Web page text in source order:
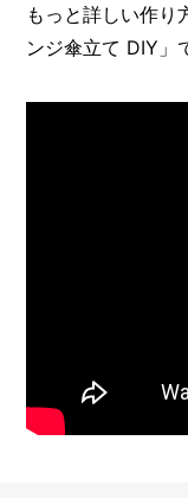
もっと詳しい作り
ンジ傘立て DIY」